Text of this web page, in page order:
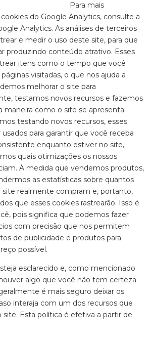
Para mais
do Google Analytics, consulte a
Analytics. As análises de terceiros
e medir o uso deste site, para que
produzindo conteúdo atrativo. Esses
itens como o tempo que você
visitadas, o que nos ajuda a
melhorar o site para
testamos novos recursos e fazemos
maneira como o site se apresenta.
testando novos recursos, esses
​​para garantir que você receba
enquanto estiver no site,
quais otimizações os nossos
À medida que vendemos produtos,
as estatísticas sobre quantos
site realmente compram e, portanto,
que esses cookies rastrearão. Isso é
pois significa que podemos fazer
com precisão que nos permitem
de publicidade e produtos para
possível.
esclarecido e, como mencionado
algo que você não tem certeza
é mais seguro deixar os
interaja com um dos recursos que
site. Esta política é efetiva a partir de